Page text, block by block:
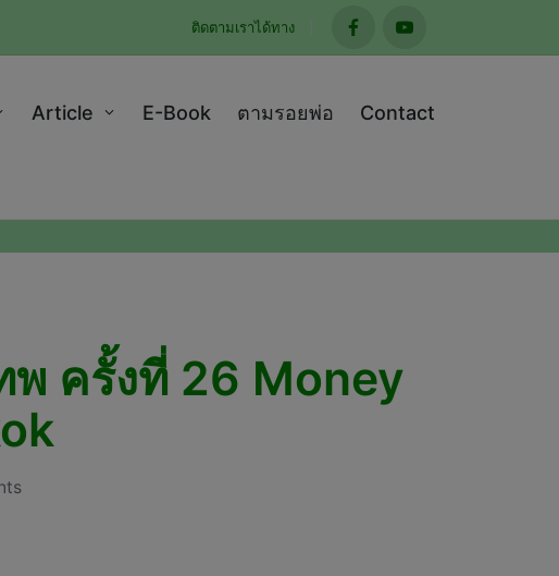
ติดตามเราได้ทาง
facebookyoutube
Article E-Book ตามรอยพ่อ Contact
พ ครั้งที่ 26 Money